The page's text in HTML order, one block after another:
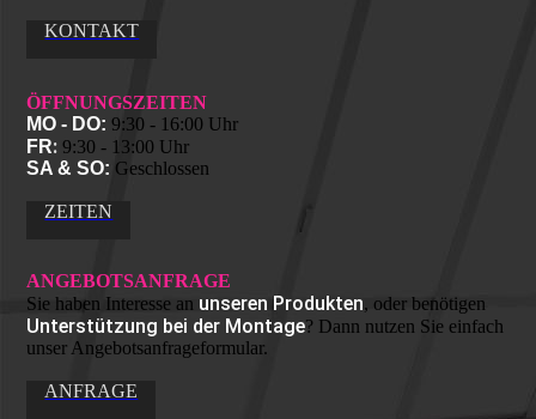
KONTAKT
ÖFFNUNGS­ZEITEN
MO - DO: 9:30 - 16:00 Uhr
FR: 9:30 - 13:00 Uhr
SA & SO: Geschlossen
ZEITEN
ANGEBOTS­ANFRAGE
Sie haben Interesse an unseren Produkten, oder benötigen
Unterstützung bei der Montage? Dann nutzen Sie einfach
unser Angebots­anfrage­formular.
ANFRAGE